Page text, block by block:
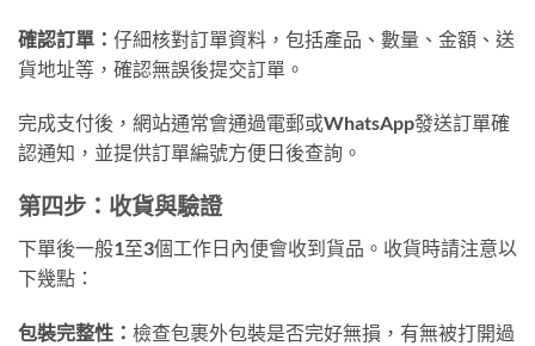
確認訂單： 仔細核對訂單資料，包括產品、數量、金額、送
貨地址等，確認無誤後提交訂單。
完成支付後，網站通常會通過電郵或WhatsApp發送訂單確
認通知，並提供訂單編號方便日後查詢。
第四步：收貨與驗證
下單後一般1至3個工作日內便會收到貨品。收貨時請注意以
下幾點：
包裝完整性： 檢查包裹外包裝是否完好無損，有無被打開過